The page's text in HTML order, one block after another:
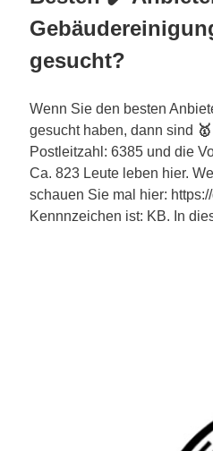
gesucht?
Wenn Sie den besten
gesucht haben, dann sind
Postleitzahl: 6385 und die
Ca. 823 Leute leben hier.
schauen Sie mal hier:
Kennnzeichen ist: KB. In